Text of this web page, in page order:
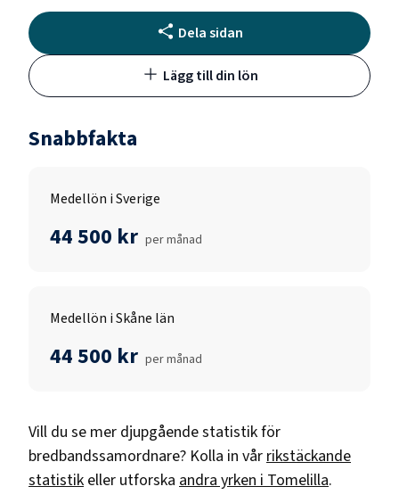
Dela sidan
Lägg till din lön
Snabbfakta
Medellön i Sverige
44 500 kr per månad
Medellön i Skåne län
44 500 kr per månad
Vill du se mer djupgående statistik för
bredbandssamordnare? Kolla in vår rikstäckande
statistik eller utforska andra yrken i Tomelilla.